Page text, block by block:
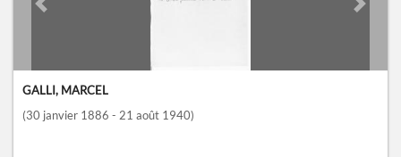
Previous slide Next
GALLI, MARCEL
(30 janvier 1886 - 21 août 1940)